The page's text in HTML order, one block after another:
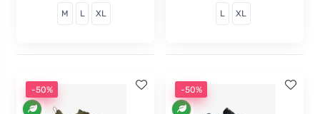
M L XL L XL
-50% -50%